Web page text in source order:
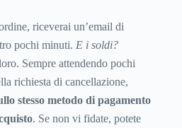
riceverai un’email di
pochi minuti. E i soldi?
Sempre attendendo pochi
richiesta di cancellazione,
stesso metodo di pagamento
. Se non vi fidate, potete